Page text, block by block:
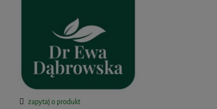
zapytaj o produkt